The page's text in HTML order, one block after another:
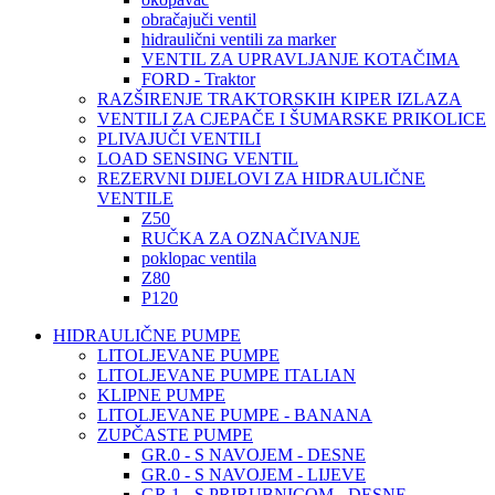
obračajuči ventil
hidraulični ventili za marker
VENTIL ZA UPRAVLJANJE KOTAČIMA
FORD - Traktor
RAZŠIRENJE TRAKTORSKIH KIPER IZLAZA
VENTILI ZA CJEPAČE I ŠUMARSKE PRIKOLICE
PLIVAJUČI VENTILI
LOAD SENSING VENTIL
REZERVNI DIJELOVI ZA HIDRAULIČNE
VENTILE
Z50
RUČKA ZA OZNAČIVANJE
poklopac ventila
Z80
P120
HIDRAULIČNE PUMPE
LITOLJEVANE PUMPE
LITOLJEVANE PUMPE ITALIAN
KLIPNE PUMPE
LITOLJEVANE PUMPE - BANANA
ZUPČASTE PUMPE
GR.0 - S NAVOJEM - DESNE
GR.0 - S NAVOJEM - LIJEVE